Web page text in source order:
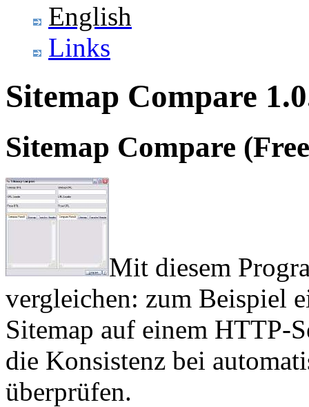
English
Links
Sitemap Compare
Sitemap Compare
Mit diesem
vergleichen: zum Beispiel
Sitemap auf einem HTTP-
die Konsistenz bei
überprüfen.